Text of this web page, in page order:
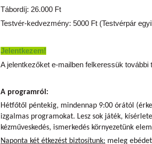
Tábordíj: 26.000 Ft
Testvér-kedvezmény: 5000 Ft (Testvérpár
Jelentkezem!
A jelentkezőket e-mailben felkeressük további
A programról:
Hétfőtől péntekig, mindennap 9:00 órától
izgalmas programokat. Lesz sok játék,
kézműveskedés, ismerkedés környezetünk
Naponta két étkezést biztosítunk: meleg